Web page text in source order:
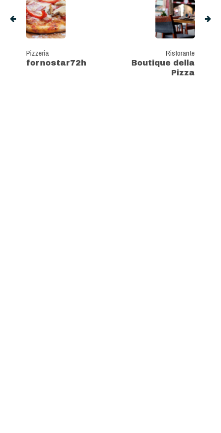
Pizzeria
fornostar72h
Ristorante
Boutique della
Pizza